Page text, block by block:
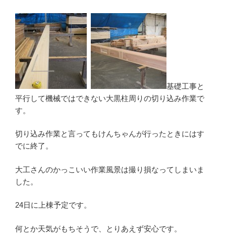
基礎工事と
平行して機械ではできない大黒柱周りの切り込み作業で
す。
切り込み作業と言ってもけんちゃんが行ったときにはす
でに終了。
大工さんのかっこいい作業風景は撮り損なってしまいま
した。
24日に上棟予定です。
何とか天気がもちそうで、とりあえず安心です。